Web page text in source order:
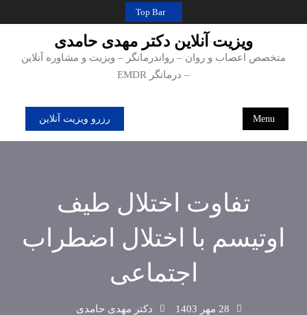
to
Top Bar
ویزیت آنلاین دکتر مهدی حامدی
متخصص اعصاب و روان – رواندرمانگر – ویزیت و مشاوره آنلاین
– درمانگر EMDR
Menu رزرو ویزیت آنلاین
تفاوت اختلال طیف
اوتیسم با اختلال اضطراب
اجتماعی
28 مهر 1403 دکتر مهدی حامدی